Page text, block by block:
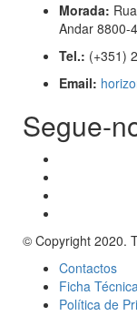
Morada:
Andar 8800-
Tel.: (+351)
Email:
Segue-
© Copyright 2020.
Contactos
Ficha
Política de